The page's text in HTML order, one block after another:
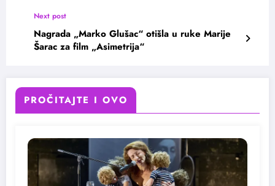
Next post
Nagrada „Marko Glušac“ otišla u ruke Marije
Šarac za film „Asimetrija“
PROČITAJTE I OVO